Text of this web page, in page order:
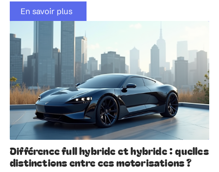
En savoir plus
Différence full hybride et hybride : quelles
distinctions entre ces motorisations ?